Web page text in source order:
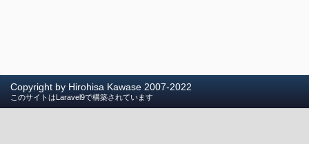
Copyright by Hirohisa Kawase 2007-2022
このサイトはLaravel9で構築されています